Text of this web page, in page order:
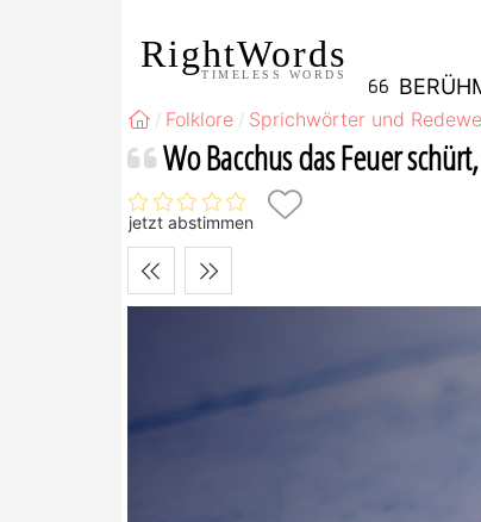
RightWords
TIMELESS WORDS
Folklore Sprichwörter und
Wo Bacchus das Feuer
jetzt abstimmen